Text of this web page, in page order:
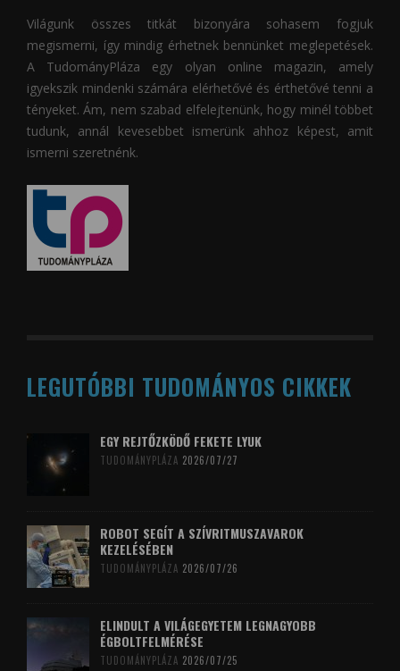
Világunk összes titkát bizonyára sohasem fogjuk
megismerni, így mindig érhetnek bennünket meglepetések.
A TudományPláza egy olyan online magazin, amely
igyekszik mindenki számára elérhetővé és érthetővé tenni a
tényeket. Ám, nem szabad elfelejtenünk, hogy minél többet
tudunk, annál kevesebbet ismerünk ahhoz képest, amit
ismerni szeretnénk.
LEGUTÓBBI TUDOMÁNYOS CIKKEK
EGY REJTŐZKÖDŐ FEKETE LYUK
TUDOMÁNYPLÁZA 2026/07/27
ROBOT SEGÍT A SZÍVRITMUSZAVAROK
KEZELÉSÉBEN
TUDOMÁNYPLÁZA 2026/07/26
ELINDULT A VILÁGEGYETEM LEGNAGYOBB
ÉGBOLTFELMÉRÉSE
TUDOMÁNYPLÁZA 2026/07/25